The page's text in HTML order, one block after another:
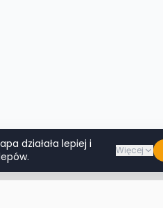
działała lepiej i
Więcej